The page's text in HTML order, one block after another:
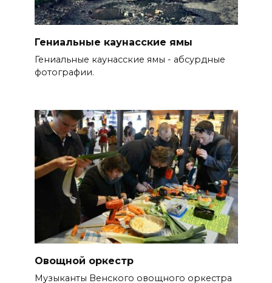
Гениальные каунасские ямы
Гениальные каунасские ямы - абсурдные
фотографии.
Овощной оркестр
Музыканты Венского овощного оркестра